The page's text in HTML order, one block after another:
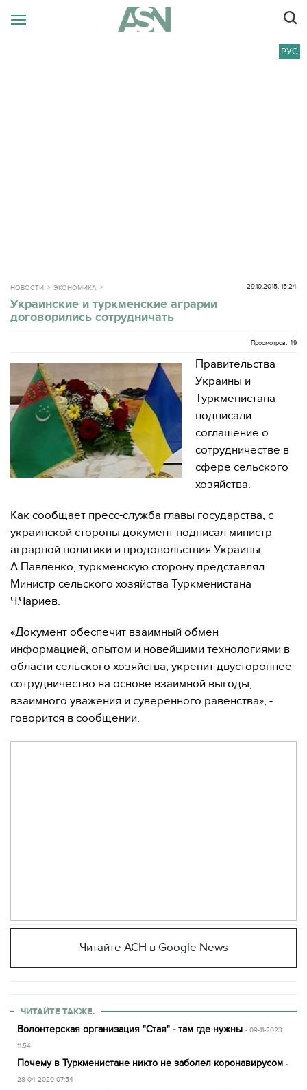
РУС
НОВОСТИ ЭКОНОМИКА 29.10.2015, 15:24
Украинские и туркменские аграрии
договорились сотрудничать
Просмотров: 19
Правительства
Украины и
Туркменистана
подписали
соглашение о
сотрудничестве в
сфере сельского
хозяйства.
Как сообщает пресс-служба главы государства, с
украинской стороны документ подписал министр
аграрной политики и продовольствия Украины
А.Павленко, туркменскую сторону представлял
Министр сельского хозяйства Туркменистана
Ч.Чариев.
«Документ обеспечит взаимный обмен
информацией, опытом и новейшими технологиями в
области сельского хозяйства, укрепит двустороннее
сотрудничество на основе взаимной выгоды,
взаимного уважения и суверенного равенства», -
говорится в сообщении.
Читайте АСН в Google News
ЧИТАЙТЕ ТАКЖЕ.
Волонтерская организация "Стая" - там где нужны - 09-11-2023
11:54
Почему в Туркменистане никто не заболел коронавирусом -
28-04-2020 07:54